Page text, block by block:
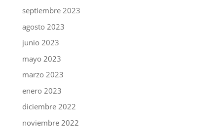
septiembre 2023
agosto 2023
junio 2023
mayo 2023
marzo 2023
enero 2023
diciembre 2022
noviembre 2022